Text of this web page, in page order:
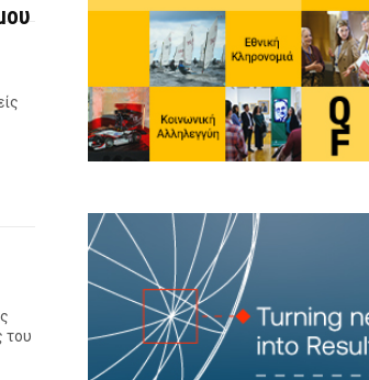
του